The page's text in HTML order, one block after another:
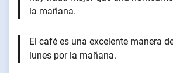
la mañana.
El café es una excelente manera
lunes por la mañana.